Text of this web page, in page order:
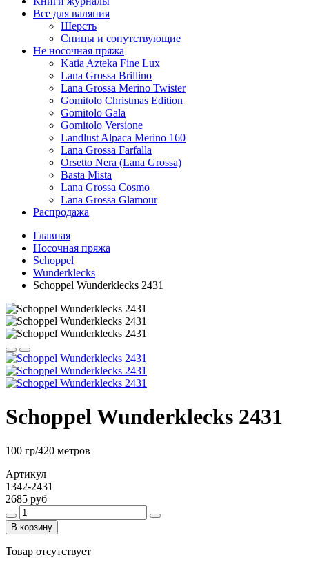
Все для валяния
Шерсть
Спицы и сопутствующие
Не носочная пряжа
Katia Azteka Fine Lux
Lana Grossa Brillino
Lana Grossa Merino Twister
Gomitolo Christmas Edition
Gomitolo Gala
Gomitolo Versione
Landlust Alpaca Merino 160
Lana Grossa Farfalla
Orsetto Nera (Lana Grossa)
Basta Mista
Lana Grossa Cosmo
Lana Grossa Glamour
Распродажа
Главная
Носочная пряжа
Schoppel
Wunderklecks
Schoppel Wunderklecks 2431
Schoppel Wunderklecks 2431
100 гр/420 метров
Артикул
1342-2431
2685 руб
В корзину
Товар отсутствует